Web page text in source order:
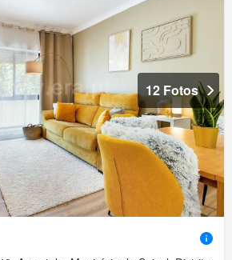
12 Fotos